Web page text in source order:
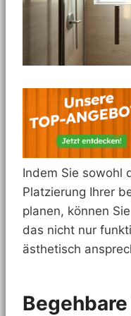
Indem Sie sowohl
Platzierung Ihrer
planen, können
das nicht nur
ästhetisch